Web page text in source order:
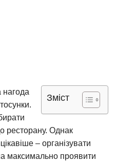
Зміст
нагода
ресторану. Однак
– організувати
максимально проявити